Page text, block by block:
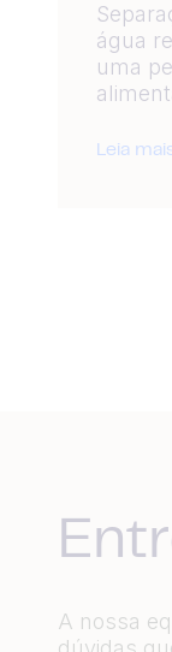
água
uma
Leia
A nossa